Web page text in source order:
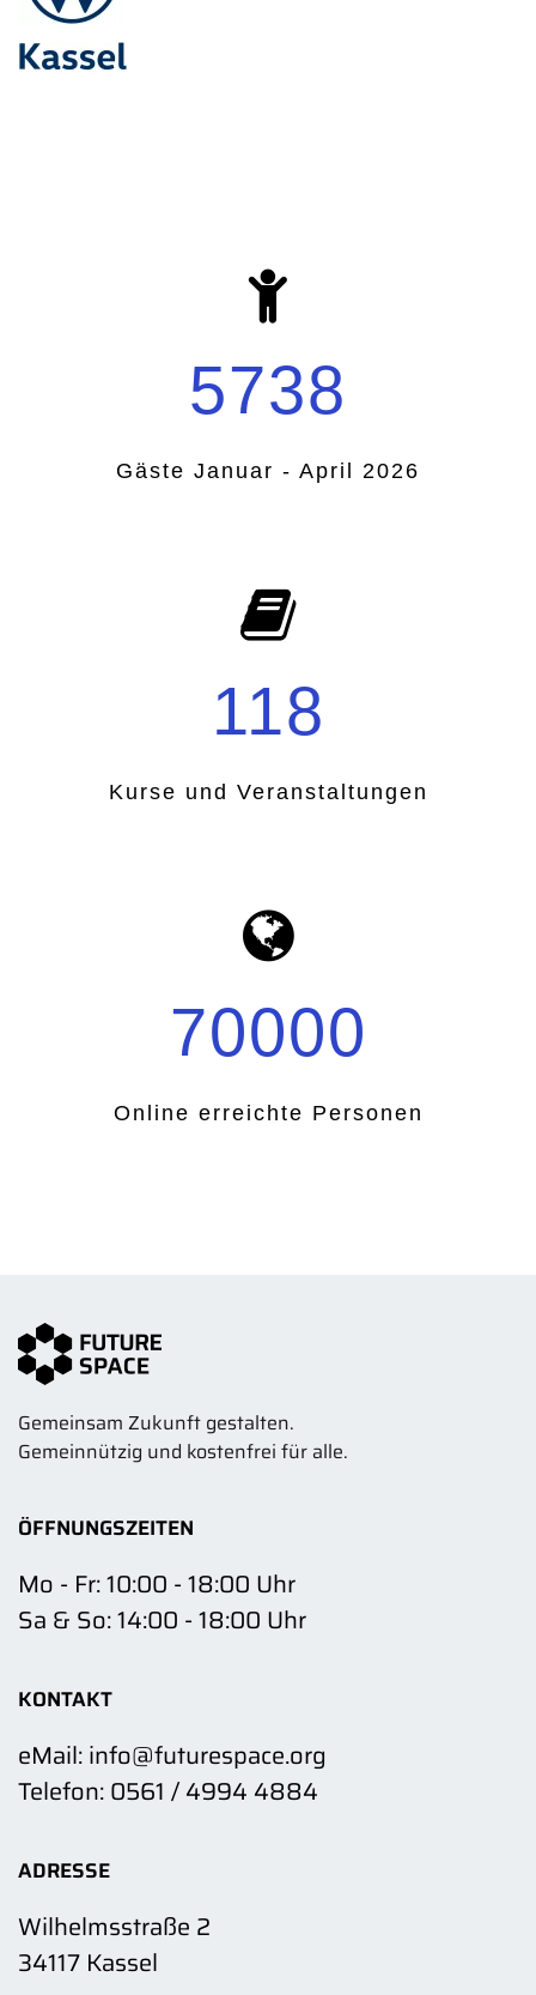
5738
Gäste Januar - April 2026
118
Kurse und Veranstaltungen
70000
Online erreichte Personen
Gemeinsam Zukunft gestalten.
Gemeinnützig und kostenfrei für alle.
ÖFFNUNGSZEITEN
Mo - Fr: 10:00 - 18:00 Uhr
Sa & So: 14:00 - 18:00 Uhr
KONTAKT
eMail: info@futurespace.org
Telefon: 0561 / 4994 4884
ADRESSE
Wilhelmsstraße 2
34117 Kassel